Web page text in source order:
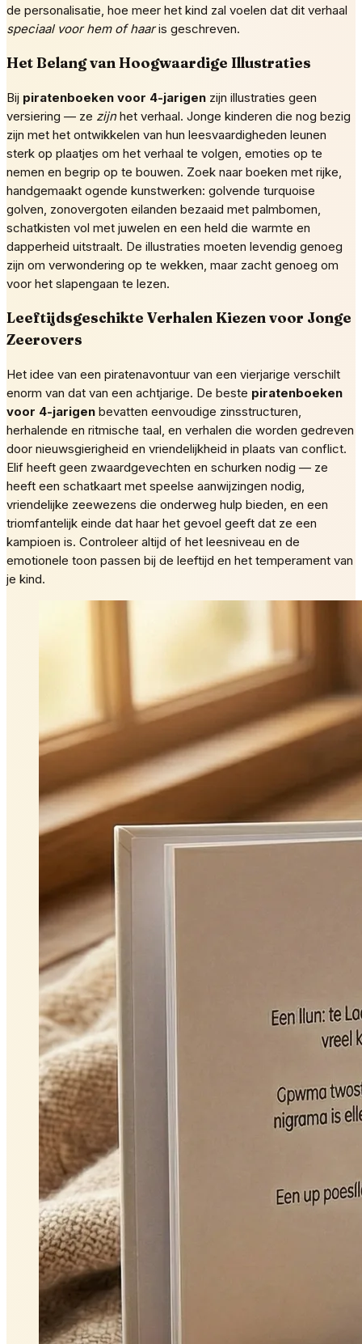
de personalisatie, hoe meer het kind zal voelen dat dit verhaal
speciaal voor hem of haaris geschreven.
Het Belang van Hoogwaardige Illustraties
Bij piratenboeken voor 4-jarigen zijn illustraties geen
versiering — ze zijnhet verhaal. Jonge kinderen die nog bezig
zijn met het ontwikkelen van hun leesvaardigheden leunen
sterk op plaatjes om het verhaal te volgen, emoties op te
nemen en begrip op te bouwen. Zoek naar boeken met rijke,
handgemaakt ogende kunstwerken: golvende turquoise
golven, zonovergoten eilanden bezaaid met palmbomen,
schatkisten vol met juwelen en een held die warmte en
dapperheid uitstraalt. De illustraties moeten levendig genoeg
zijn om verwondering op te wekken, maar zacht genoeg om
voor het slapengaan te lezen.
Leeftijdsgeschikte Verhalen Kiezen voor Jonge
Zeerovers
Het idee van een piratenavontuur van een vierjarige verschilt
enorm van dat van een achtjarige. De beste piratenboeken
voor 4-jarigen bevatten eenvoudige zinsstructuren,
herhalende en ritmische taal, en verhalen die worden gedreven
door nieuwsgierigheid en vriendelijkheid in plaats van conflict.
Elif heeft geen zwaardgevechten en schurken nodig — ze
heeft een schatkaart met speelse aanwijzingen nodig,
vriendelijke zeewezens die onderweg hulp bieden, en een
triomfantelijk einde dat haar het gevoel geeft dat ze een
kampioen is. Controleer altijd of het leesniveau en de
emotionele toon passen bij de leeftijd en het temperament van
je kind.